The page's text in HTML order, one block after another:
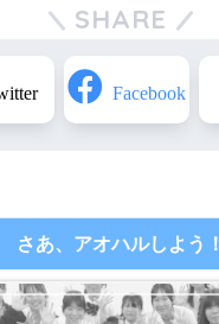
SHARE
さあ、アオハルしよう！